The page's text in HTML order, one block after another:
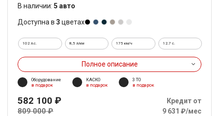
В наличии: 5 авто
Доступна в 3 цветах
102 л.с. 8,5 л/км 175 км/ч 12.7 c.
Полное описание
Оборудование
в подарок
КАСКО
в подарок
3 ТО
в подарок
582 100 ₽
809 000 ₽
Кредит от
9 631 ₽/мес